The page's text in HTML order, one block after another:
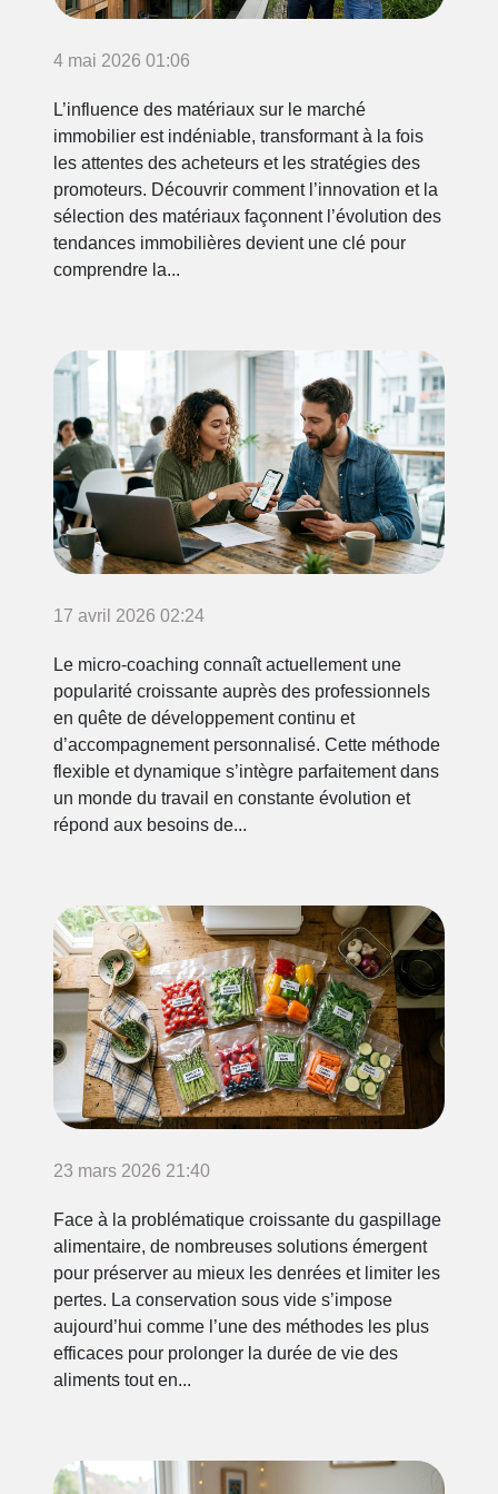
4 mai 2026 01:06
L’influence des matériaux sur le marché
immobilier est indéniable, transformant à la fois
les attentes des acheteurs et les stratégies des
promoteurs. Découvrir comment l’innovation et la
sélection des matériaux façonnent l’évolution des
tendances immobilières devient une clé pour
comprendre la...
17 avril 2026 02:24
Le micro-coaching connaît actuellement une
popularité croissante auprès des professionnels
en quête de développement continu et
d’accompagnement personnalisé. Cette méthode
flexible et dynamique s’intègre parfaitement dans
un monde du travail en constante évolution et
répond aux besoins de...
23 mars 2026 21:40
Face à la problématique croissante du gaspillage
alimentaire, de nombreuses solutions émergent
pour préserver au mieux les denrées et limiter les
pertes. La conservation sous vide s’impose
aujourd’hui comme l’une des méthodes les plus
efficaces pour prolonger la durée de vie des
aliments tout en...